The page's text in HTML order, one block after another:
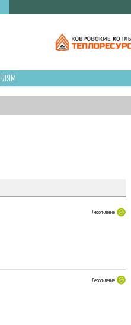
Лесопиление
Лесопиление